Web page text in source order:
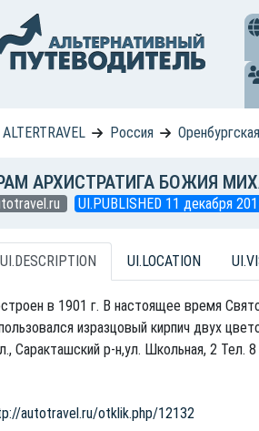
Россия
АРХИСТРАТИГА БОЖИЯ
UI.PUBLISHED 11 декабря
UI.DESCRIPTION UI.LOCATION
в 1901 г. В настоящее время
изразцовый кирпич двух
Саракташский р-н,ул. Школьная, 2 Тел.
autotravel.ru/otklik.php/12132